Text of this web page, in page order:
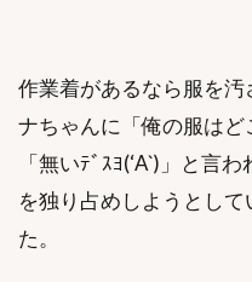
作業着があるなら服を
ナちゃんに「俺の服はど
「無いﾃﾞｽﾖ(‘A`)」と言
を独り占めしようとし
た。